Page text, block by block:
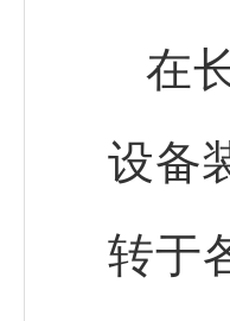
在
设备
转于